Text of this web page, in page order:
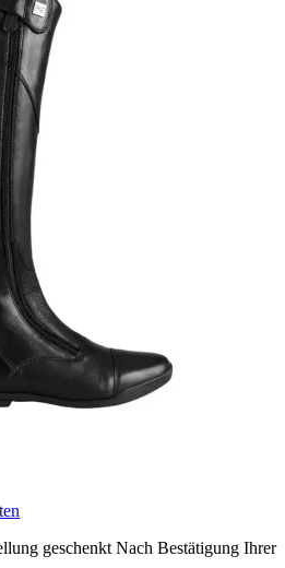
geschenkt Nach Bestätigung Ihrer